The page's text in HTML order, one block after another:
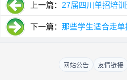
上一篇： 27届四川单招培
了解早安排
下一篇： 那些学生适合走
网站公告 友情链接